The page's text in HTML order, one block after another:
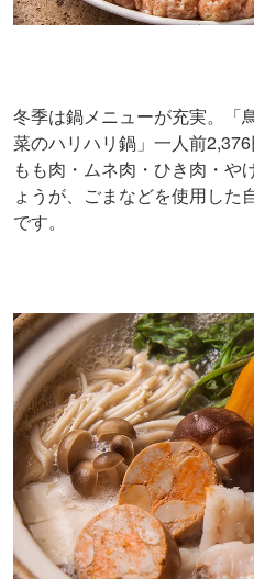
冬季は鍋メニューが充実。
菜のハリハリ鍋」一人前
もも肉・ムネ肉・ひき肉・や
ょうが、ごまなどを使用した
です。